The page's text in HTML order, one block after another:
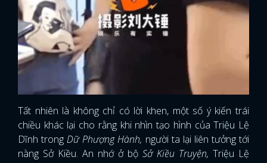
Tất nhiên là không chỉ có lời khen, một số ý kiến trái
chiều khác lại cho rằng khi nhìn tạo hình của Triệu Lệ
Dĩnh trong Dữ Phượng Hành, người ta lại liên tưởng tới
nàng Sở Kiều. An nhớ ở bộ Sở Kiều Truyện, Triệu Lệ